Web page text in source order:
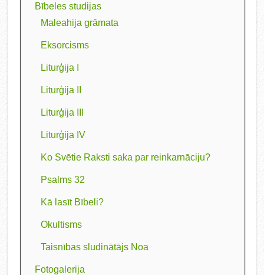
Bībeles studijas
Maleahija grāmata
Eksorcisms
Liturģija I
Liturģija II
Liturģija III
Liturģija IV
Ko Svētie Raksti saka par reinkarnāciju?
Psalms 32
Kā lasīt Bībeli?
Okultisms
Taisnības sludinātājs Noa
Fotogalerija